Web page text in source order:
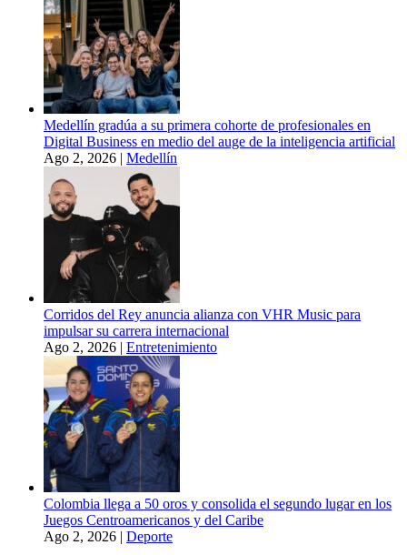
Medellín gradúa a su primera cohorte de profesionales en
Digital Business en medio del auge de la inteligencia artificial
Ago 2, 2026 | Medellín
Corridos del Rey anuncia alianza con VHR Music para
impulsar su carrera internacional
Ago 2, 2026 | Entretenimiento
Colombia llega a 50 oros y consolida el segundo lugar en los
Juegos Centroamericanos y del Caribe
Ago 2, 2026 | Deporte